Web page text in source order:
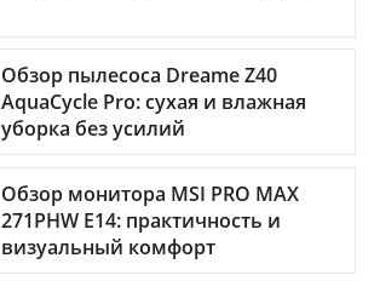
Обзор пылесоса Dreame Z40
AquaCycle Pro: сухая и влажная
уборка без усилий
Обзор монитора MSI PRO MAX
271PHW E14: практичность и
визуальный комфорт